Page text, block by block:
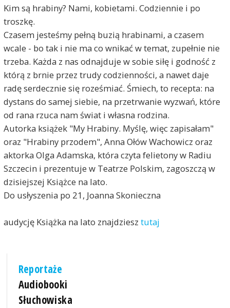
Kim są hrabiny? Nami, kobietami. Codziennie i po
troszkę.
Czasem jesteśmy pełną buzią hrabinami, a czasem
wcale - bo tak i nie ma co wnikać w temat, zupełnie nie
trzeba. Każda z nas odnajduje w sobie siłę i godność z
którą z brnie przez trudy codzienności, a nawet daje
radę serdecznie się roześmiać. Śmiech, to recepta: na
dystans do samej siebie, na przetrwanie wyzwań, które
od rana rzuca nam świat i własna rodzina.
Autorka książek "My Hrabiny. Myślę, więc zapisałam"
oraz "Hrabiny przodem", Anna Ołów Wachowicz oraz
aktorka Olga Adamska, która czyta felietony w Radiu
Szczecin i prezentuje w Teatrze Polskim, zagoszczą w
dzisiejszej Książce na lato.
Do usłyszenia po 21, Joanna Skonieczna
audycję Książka na lato znajdziesz tutaj
Reportaże
Audiobooki
Słuchowiska